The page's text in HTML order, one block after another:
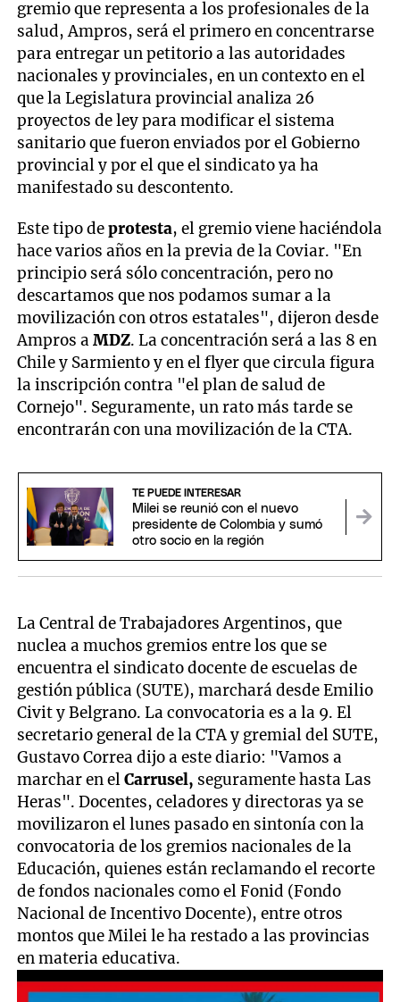
gremio que representa a los profesionales de la
salud, Ampros, será el primero en concentrarse
para entregar un petitorio a las autoridades
nacionales y provinciales, en un contexto en el
que la Legislatura provincial analiza 26
proyectos de ley para modificar el sistema
sanitario que fueron enviados por el Gobierno
provincial y por el que el sindicato ya ha
manifestado su descontento.
Este tipo deprotesta, el gremio viene haciéndola
hace varios años en la previa de la Coviar. "En
principio será sólo concentración, pero no
descartamos que nos podamos sumar a la
movilización con otros estatales", dijeron desde
Ampros aMDZ. La concentración será a las 8 en
Chile y Sarmiento y en el flyer que circula figura
la inscripción contra "el plan de salud de
Cornejo". Seguramente, un rato más tarde se
encontrarán con una movilización de la CTA.
TE PUEDE INTERESAR
Milei se reunió con el nuevo
presidente de Colombia y sumó
otro socio en la región
La Central de Trabajadores Argentinos, que
nuclea a muchos gremios entre los que se
encuentra el sindicato docente de escuelas de
gestión pública (SUTE), marchará desde Emilio
Civit y Belgrano. La convocatoria es a la 9. El
secretario general de la CTA y gremial del SUTE,
Gustavo Correa dijo a este diario: "Vamos a
marchar en elCarrusel, seguramente hasta Las
Heras". Docentes, celadores y directoras ya se
movilizaron el lunes pasado en sintonía con la
convocatoria de los gremios nacionales de la
Educación, quienes están reclamando el recorte
de fondos nacionales como el Fonid (Fondo
Nacional de Incentivo Docente), entre otros
montos que Milei le ha restado a las provincias
en materia educativa.